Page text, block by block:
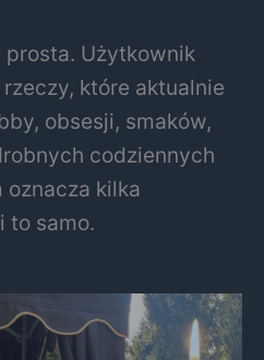
Użytkownik
które aktualnie
obsesji, smaków,
codziennych
oznacza kilka
to samo.